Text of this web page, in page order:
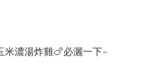
濃湯炸雞🍗必灑一下~